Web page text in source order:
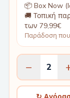
📦 Box Now
🚚 Τοπική
των 79,99€
Παράδοση
− 2
↻